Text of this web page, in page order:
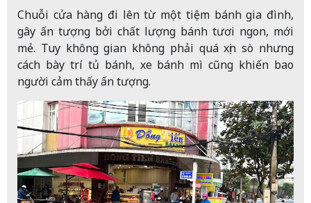
Chuỗi cửa hàng đi lên từ một tiệm bánh gia đình,
gây ấn tượng bởi chất lượng bánh tươi ngon, mới
mẻ. Tuy không gian không phải quá xịn sò nhưng
cách bày trí tủ bánh, xe bánh mì cũng khiến bao
người cảm thấy ấn tượng.